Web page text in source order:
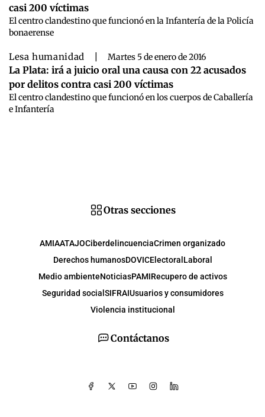
casi 200 víctimas
El centro clandestino que funcionó en la Infantería de la Policía
bonaerense
Lesa humanidad Martes 5 de enero de 2016
La Plata: irá a juicio oral una causa con 22 acusados
por delitos contra casi 200 víctimas
El centro clandestino que funcionó en los cuerpos de Caballería
e Infantería
Contáctanos
Otras secciones
AMIAATAJOCiberdelincuenciaCrimen organizado
Derechos humanosDOVICElectoral Laboral
Medio ambienteNoticiasPAMIRecupero de activos
Seguridad social SIFRAIUsuarios y consumidores
Violencia institucional